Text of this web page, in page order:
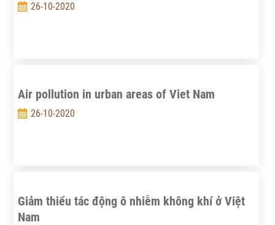
26-10-2020
Air pollution in urban areas of Viet Nam
26-10-2020
Giảm thiểu tác động ô nhiễm không khí ở Việt
Nam